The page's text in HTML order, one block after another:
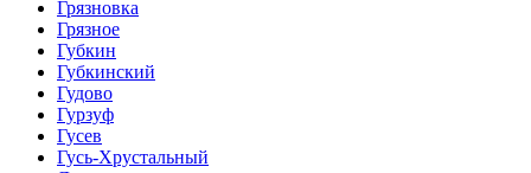
Грязновка
Грязное
Губкин
Губкинский
Гудово
Гурзуф
Гусев
Гусь-Хрустальный